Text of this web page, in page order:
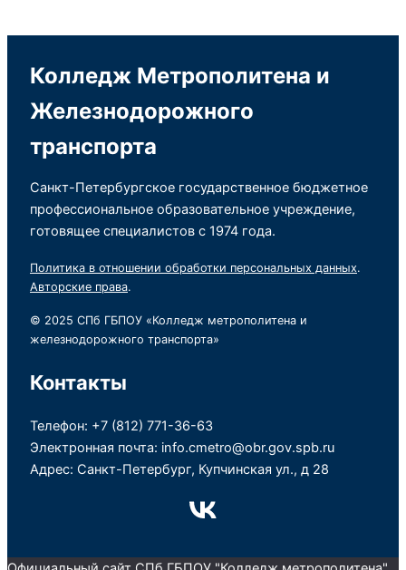
Колледж Метрополитена и
Железнодорожного
транспорта
Санкт-Петербургское государственное бюджетное
профессиональное образовательное учреждение,
готовящее специалистов с 1974 года.
Политика в отношении обработки персональных данных.
Авторские права.
© 2025 СПб ГБПОУ «Колледж метрополитена и
железнодорожного транспорта»
Контакты
Телефон: +7 (812) 771-36-63
Электронная почта: info.cmetro@obr.gov.spb.ru
Адрес: Санкт-Петербург, Купчинская ул., д 28